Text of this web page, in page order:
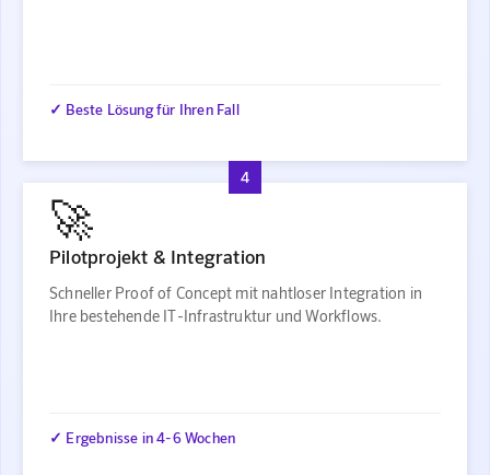
✓ Beste Lösung für Ihren Fall
4
🚀
Pilotprojekt & Integration
Schneller Proof of Concept mit nahtloser Integration in
Ihre bestehende IT-Infrastruktur und Workflows.
✓ Ergebnisse in 4-6 Wochen